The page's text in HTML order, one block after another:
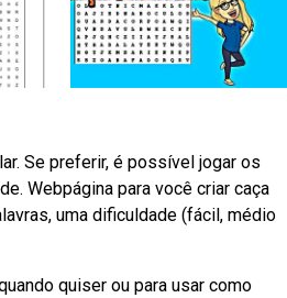
Se preferir, é possível jogar os
Webpágina para você criar caça
uma dificuldade (fácil, médio
quiser ou para usar como